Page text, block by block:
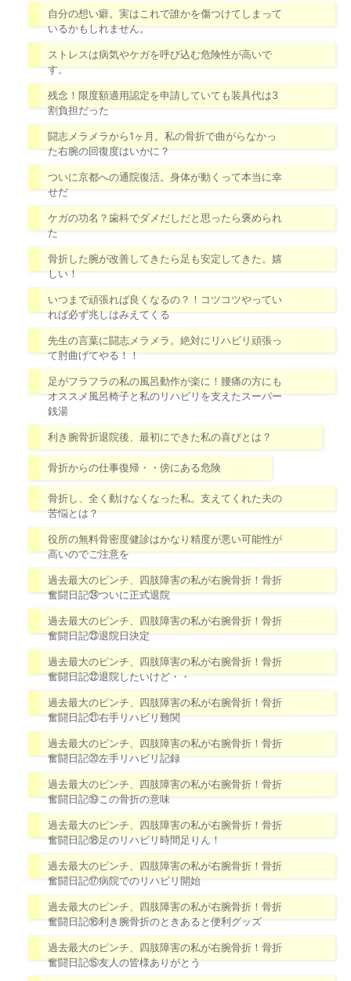
自分の想い癖。実はこれで誰かを傷つけてしまって
いるかもしれません。
ストレスは病気やケガを呼び込む危険性が高いで
す。
残念！限度額適用認定を申請していても装具代は3
割負担だった
闘志メラメラから1ヶ月。私の骨折で曲がらなかっ
た右腕の回復度はいかに？
ついに京都への通院復活。身体が動くって本当に幸
せだ
ケガの功名？歯科でダメだしだと思ったら褒められ
た
骨折した腕が改善してきたら足も安定してきた。嬉
しい！
いつまで頑張れば良くなるの？！コツコツやってい
れば必ず兆しはみえてくる
先生の言葉に闘志メラメラ。絶対にリハビリ頑張っ
て肘曲げてやる！！
足がフラフラの私の風呂動作が楽に！腰痛の方にも
オススメ風呂椅子と私のリハビリを支えたスーパー
銭湯
利き腕骨折退院後、最初にできた私の喜びとは？
骨折からの仕事復帰・・傍にある危険
骨折し、全く動けなくなった私。支えてくれた夫の
苦悩とは？
役所の無料骨密度健診はかなり精度が悪い可能性が
高いのでご注意を
過去最大のピンチ、四肢障害の私が右腕骨折！骨折
奮闘日記㉔ついに正式退院
過去最大のピンチ、四肢障害の私が右腕骨折！骨折
奮闘日記㉓退院日決定
過去最大のピンチ、四肢障害の私が右腕骨折！骨折
奮闘日記㉒退院したいけど・・
過去最大のピンチ、四肢障害の私が右腕骨折！骨折
奮闘日記㉑右手リハビリ難関
過去最大のピンチ、四肢障害の私が右腕骨折！骨折
奮闘日記⑳左手リハビリ記録
過去最大のピンチ、四肢障害の私が右腕骨折！骨折
奮闘日記⑲この骨折の意味
過去最大のピンチ、四肢障害の私が右腕骨折！骨折
奮闘日記⑱足のリハビリ時間足りん！
過去最大のピンチ、四肢障害の私が右腕骨折！骨折
奮闘日記⑰病院でのリハビリ開始
過去最大のピンチ、四肢障害の私が右腕骨折！骨折
奮闘日記⑯利き腕骨折のときあると便利グッズ
過去最大のピンチ、四肢障害の私が右腕骨折！骨折
奮闘日記⑮友人の皆様ありがとう